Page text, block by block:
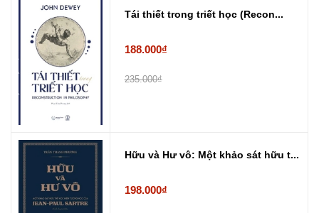
Tái thiết trong triết học (Recon...
188.000₫
235.000₫
Hữu và Hư vô: Một khảo sát hữu t...
198.000₫